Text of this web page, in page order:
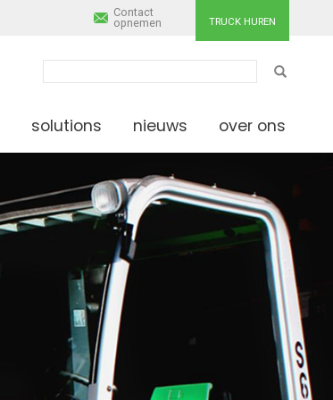
TRUCK HUREN
Contact
opnemen
ZOEKEN
solutions nieuws over ons